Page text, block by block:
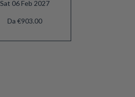
Sat 06 Feb 2027
Da €903.00